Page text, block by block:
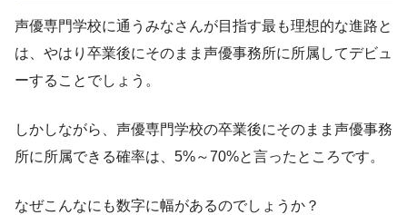
声優専門学校に通うみなさんが目指す最も理想的な進路と
は、やはり卒業後にそのまま声優事務所に所属してデビュ
ーすることでしょう。
しかしながら、声優専門学校の卒業後にそのまま声優事務
所に所属できる確率は、5%～70%と言ったところです。
なぜこんなにも数字に幅があるのでしょうか？